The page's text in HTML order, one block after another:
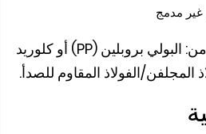
وقد تكون هذه مصنوعة من: البولي بروبلين (PP) أو كلوريد